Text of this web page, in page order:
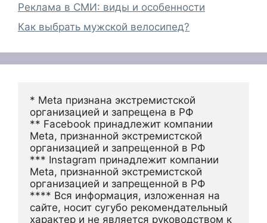
Реклама в СМИ: виды и особенности
Как выбрать мужской велосипед?
* Meta признана экстремистской
организацией и запрещена в РФ
** Facebook принадлежит компании
Meta, признанной экстремистской
организацией и запрещенной в РФ
*** Instagram принадлежит компании
Meta, признанной экстремистской
организацией и запрещенной в РФ
**** Вся информация, изложенная на
сайте, носит сугубо рекомендательный
характер и не является руководством к